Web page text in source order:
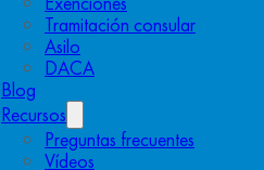
Tramitación consular
Asilo
DACA
Blog
Recursos
Preguntas frecuentes
Vídeos